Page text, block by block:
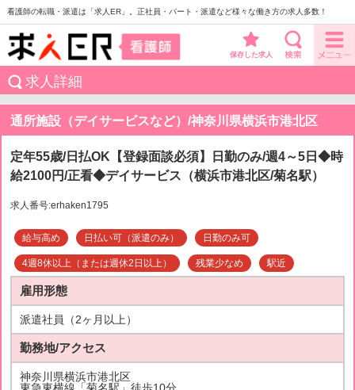
看護師の転職・派遣は「求人ER」。正社員・パート・派遣など様々な働き方の求人多数！
保存した求人
求人詳細
通所施設（デイサービスなど）/神奈川県横浜市港北区
定年55歳/日払OK【登録面談必須】日勤のみ/週4～5日◆時
給2100円/正看◆デイサービス（横浜市港北区/菊名駅）
求人番号:erhaken1795
給与高め 日払い可（派遣のみ） 日勤のみ可
4週8休以上（または週休2日以上） 残業少なめ 駅近
雇用形態
派遣社員（2ヶ月以上）
勤務地/アクセス
神奈川県横浜市港北区